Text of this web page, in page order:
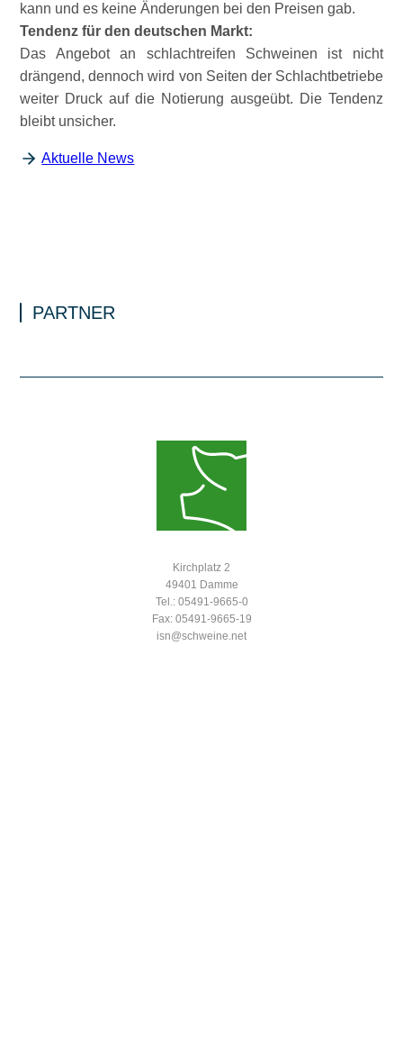
kann und es keine Änderungen bei den Preisen gab.
Tendenz für den deutschen Markt:
Das Angebot an schlachtreifen Schweinen ist nicht
drängend, dennoch wird von Seiten der Schlachtbetriebe
weiter Druck auf die Notierung ausgeübt. Die Tendenz
bleibt unsicher.
Aktuelle News
PARTNER
Kirchplatz 2
49401 Damme
Tel.: 05491-9665-0
Fax: 05491-9665-19
isn@schweine.net